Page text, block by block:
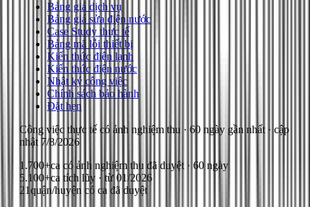
Bảng giá dịch vụ
Bảng giá sửa điện nước
Case Study thực tế
Bảng mã lỗi thiết bị
Kiến thức điện lạnh
Kiến thức điện nước
Nhật ký công việc
Chính sách bảo hành
Đặt hẹn
Công việc thực tế có ảnh nghiệm thu · 60 ngày gần nhất · cập
nhật 7/8/2026
1.700+ca có ảnh nghiệm thu đã duyệt · 60 ngày
5.100+ca tích lũy · từ 01/2026
21quận/huyện có ca đã duyệt